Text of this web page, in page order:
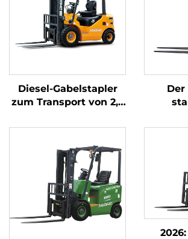
Diesel-Gabelstapler
zum Transport von 2,5
einfacher Bedienung
einer Höhe von 4 m
Der
ist